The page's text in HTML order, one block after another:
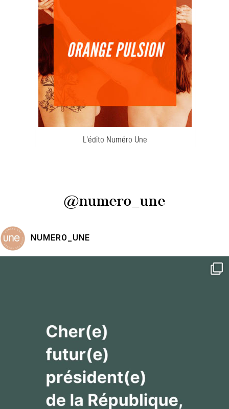
L'édito Numéro Une
@numero_une
NUMERO_UNE